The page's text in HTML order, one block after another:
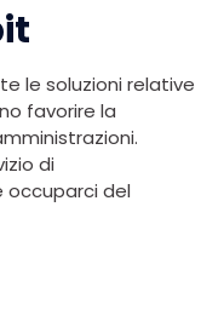
le soluzioni relative
favorire la
di
occuparci del